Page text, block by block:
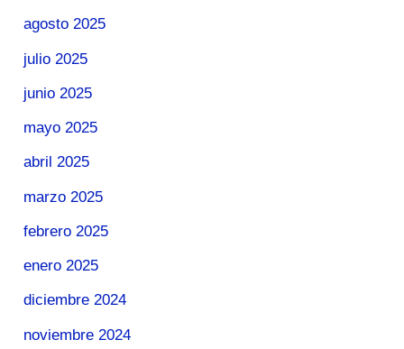
agosto 2025
julio 2025
junio 2025
mayo 2025
abril 2025
marzo 2025
febrero 2025
enero 2025
diciembre 2024
noviembre 2024